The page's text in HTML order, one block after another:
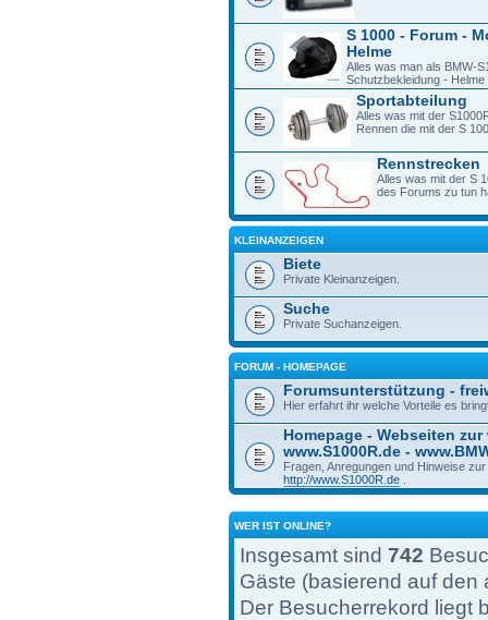
S 1000 - Forum -
Helme
Alles was man als BMW-
Schutzbekleidung -
Sportabteilung
Alles was mit der
Rennen die mit der S
Rennstrecken
Alles was mit der S
des Forums zu tun
KLEINANZEIGEN
Biete
Private Kleinanzeigen.
Suche
Private Suchanzeigen.
FORUM - HOMEPAGE
Forumsunterstützung -
Hier erfahrt ihr welche Vorteile es
Homepage - Webseiten zur
www.S1000R.de -
Fragen, Anregungen und Hinweise
http://www.S1000R.de
WER IST ONLINE?
Insgesamt sind 742
Gäste (basierend auf den
Der Besucherrekord liegt